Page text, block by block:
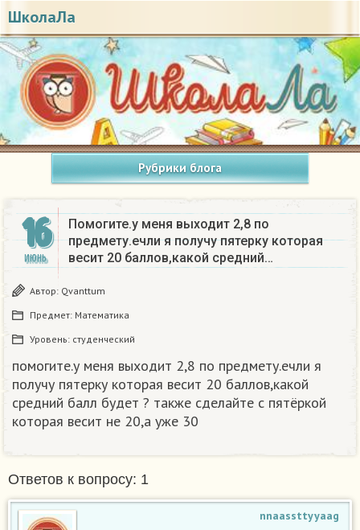
ШколаЛа
Рубрики блога
16
ИЮНЬ
Помогите.у меня выходит 2,8 по
предмету.ечли я получу пятерку которая
весит 20 баллов,какой средний…
Автор: Qvanttum
Предмет: Математика
Уровень: студенческий
помогите.у меня выходит 2,8 по предмету.ечли я
получу пятерку которая весит 20 баллов,какой
средний балл будет ? также сделайте с пятёркой
которая весит не 20,а уже 30​
Ответов к вопросу: 1
nnaassttyyaag